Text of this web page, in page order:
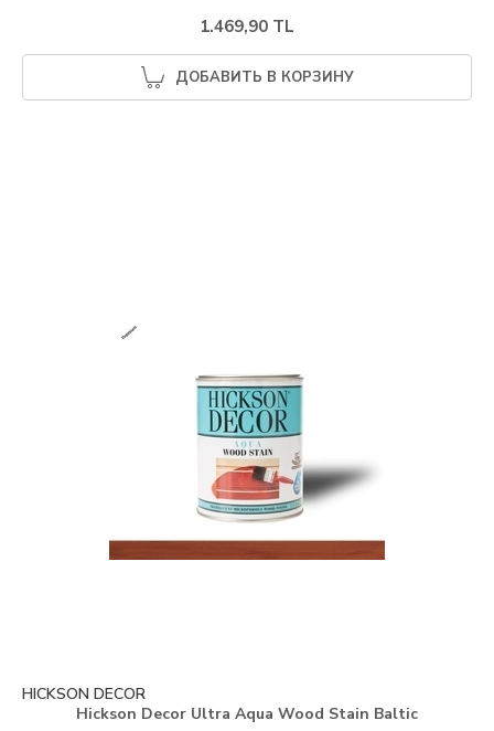
1.469,90 TL
ДОБАВИТЬ В КОРЗИНУ
HICKSON DECOR
Hickson Decor Ultra Aqua Wood Stain Baltic